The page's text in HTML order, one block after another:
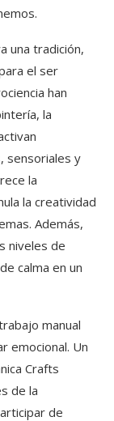
una tradición,
el ser
han
la
sensoriales y
la
la creatividad
Además,
niveles de
calma en un
manual
emocional. Un
Crafts
de la
de